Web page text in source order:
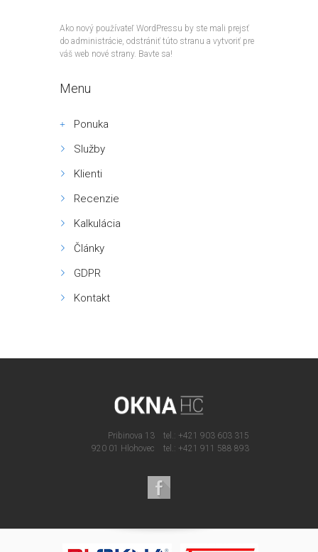
Ako nový používateľ WordPressu by ste mali prejsť
do administrácie, odstrániť túto stranu a vytvoriť pre
váš web nové strany. Bavte sa!
Menu
Ponuka
Služby
Klienti
Recenzie
Kalkulácia
Články
GDPR
Kontakt
tel.: +421 903 603 315
tel.: +421 911 588 893
Pribinova 13
920 01 Hlohovec